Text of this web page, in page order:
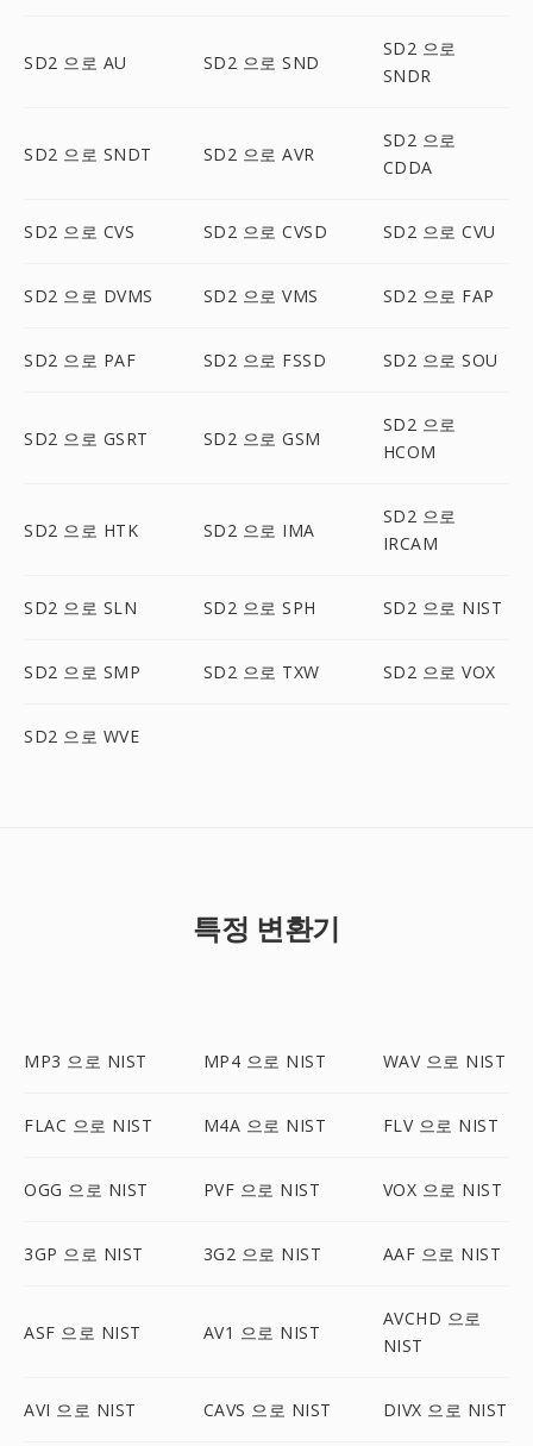
SD2 으로 AU SD2 으로 SND
SD2 으로
SNDR
SD2 으로 SNDT SD2 으로 AVR
SD2 으로
CDDA
SD2 으로 CVS SD2 으로 CVSD SD2 으로 CVU
SD2 으로 DVMS SD2 으로 VMS SD2 으로 FAP
SD2 으로 PAF SD2 으로 FSSD SD2 으로 SOU
SD2 으로 GSRT SD2 으로 GSM
SD2 으로
HCOM
SD2 으로 HTK SD2 으로 IMA
SD2 으로
IRCAM
SD2 으로 SLN SD2 으로 SPH SD2 으로 NIST
SD2 으로 SMP SD2 으로 TXW SD2 으로 VOX
SD2 으로 WVE
특정 변환기
MP3 으로 NIST MP4 으로 NIST WAV 으로 NIST
FLAC 으로 NIST M4A 으로 NIST FLV 으로 NIST
OGG 으로 NIST PVF 으로 NIST VOX 으로 NIST
3GP 으로 NIST 3G2 으로 NIST AAF 으로 NIST
ASF 으로 NIST AV1 으로 NIST
AVCHD 으로
NIST
AVI 으로 NIST CAVS 으로 NIST DIVX 으로 NIST